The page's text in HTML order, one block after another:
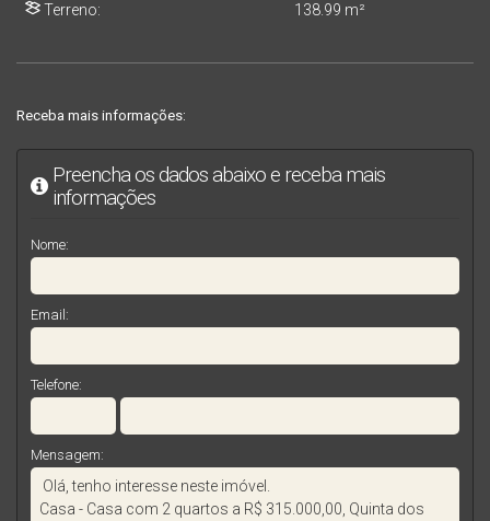
Terreno: 138 .99 m²
Receba mais informações:
Preencha os dados abaixo e receba mais
informações
Nome:
Email:
Telefone:
Mensagem: